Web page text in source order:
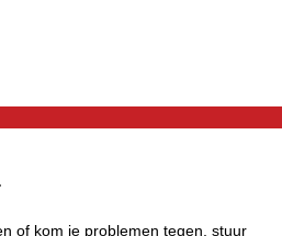
of kom je problemen tegen, stuur